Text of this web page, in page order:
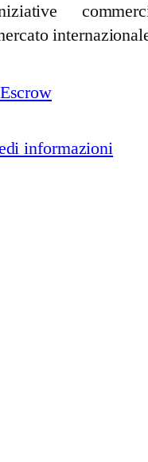
informazioni